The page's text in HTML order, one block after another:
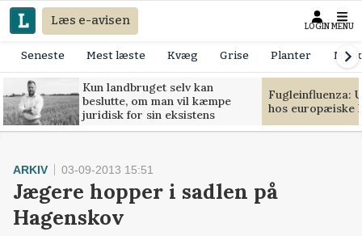
Læs e-avisen LOGIN MENU
Seneste Mest læste Kvæg Grise Planter
Kun landbruget selv kan
beslutte, om man vil kæmpe
juridisk for sin eksistens
Fugleinfluenza:
hos europæiske
ARKIV 03-09-2013 15:51
Jægere hopper i sadlen på
Hagenskov